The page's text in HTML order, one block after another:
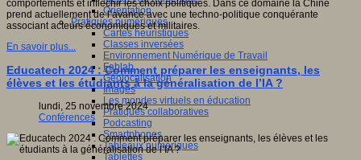
Orientation
Pratiques numériques
Cartes heuristiques
Classes inversées
Environnement Numérique de Travail
Fablab
Géolocalisation
Images
Les mondes virtuels en éducation
Pratiques collaboratives
Podcasting
Smartphones
Tableaux numériques
Tablettes
comportements et infléchir les choix politiques. Dans ce domaine la Chine
prend actuellement de l’avance avec une techno-politique conquérante
associant acteurs économiques et militaires.
En savoir plus...
Educatech 2024 : Comment préparer les enseignants, les
élèves et les étudiants à la généralisation de l’IA ?
lundi, 25 novembre 2024
Conférences
a-